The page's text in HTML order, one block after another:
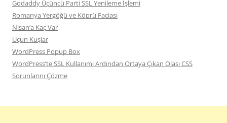
Godaddy Üçüncü Parti SSL Yenileme İşlemi
Romanya Yergöğü ve Köprü Faciası
Nisan’a Kaç Var
Uçun Kuşlar
WordPress Popup Box
WordPress’te SSL Kullanımı Ardından Ortaya Çıkan Olası CSS
Sorunlarını Çözme